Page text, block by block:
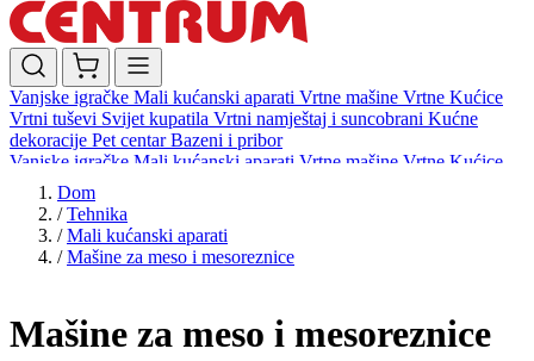
Vanjske igračke Mali kućanski aparati Vrtne mašine Vrtne Kućice
Vrtni tuševi Svijet kupatila Vrtni namještaj i suncobrani Kućne
dekoracije Pet centarBazeni i pribor
Vanjske igračke Mali kućanski aparati Vrtne mašine Vrtne Kućice
Vrtni tuševi
dekoracijePet centar
Dom
/ Tehnika
/ Mali kućanski aparati
/ Mašine za meso i mesoreznice
Mašine za meso i mesoreznice